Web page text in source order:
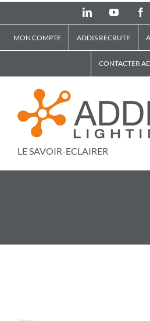
LinkedInYouTube
MON COMPTE ADDIS RECRUTE
CONTACTER
LE SAVOIR-ECLAIRER